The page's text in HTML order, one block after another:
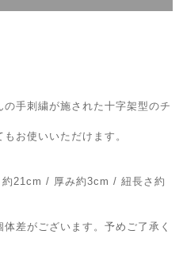
手刺繍が施された十字架型のチ
お使いいただけます。
21cm / 厚み約3cm / 紐長さ約
差がございます。予めご了承く